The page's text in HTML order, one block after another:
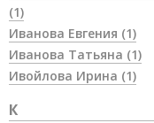
(1)
Иванова Евгения (1)
Иванова Татьяна (1)
Ивойлова Ирина (1)
К